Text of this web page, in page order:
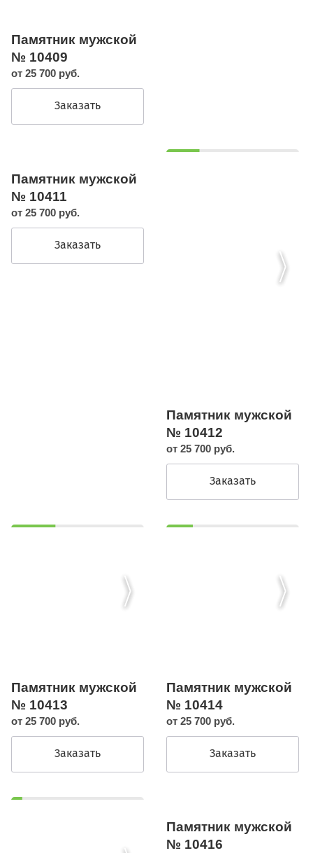
Памятник мужской
№ 10409
от 25 700 руб.
Заказать
Памятник мужской
№ 10411
от 25 700 руб.
Заказать
Памятник мужской
№ 10412
от 25 700 руб.
Заказать
Памятник мужской
№ 10413
от 25 700 руб.
Заказать
Памятник мужской
№ 10414
от 25 700 руб.
Заказать
Памятник мужской
№ 10416